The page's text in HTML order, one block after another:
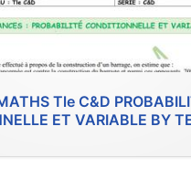
Tle C&D
ET VARIABLE BY